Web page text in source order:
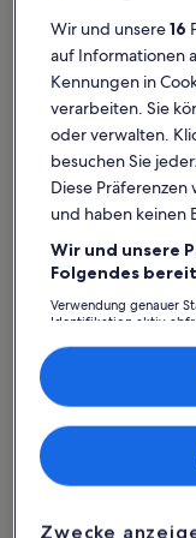
Weitere Infos zu
Seeblick,
Platz für 4 Gäste · 1
9,8 von 10
32 externe
Höfen:
Top-
Weitere Infos zu
Wir und unsere16
auf Informationen
Kennungen in
verarbeiten. Sie
oder verwalten.
besuchen Sie
Diese
und haben keinen
Wir und unsere
Folgendes
Verwendung genauer
Identifikation aktiv
Inhalte, Messung von
Zielgruppenforschung
Liste der Partner
Zwecke